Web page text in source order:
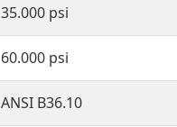
35.000 psi
60.000 psi
ANSI B36.10